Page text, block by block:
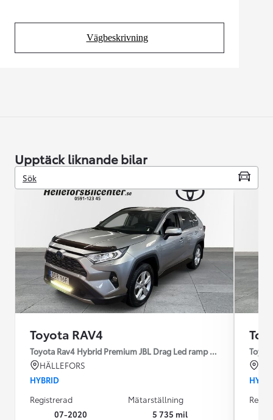
Vägbeskrivning
(Opens in new tab)
Upptäck liknande bilar
Sök
Toyota RAV4
Toyota Rav4 Hybrid Premium JBL Drag Led ramp Vhjul motorv
HÄLLEFORS
HYBRID
Registrerad
07-2020
Mätarställning
5 735 mil